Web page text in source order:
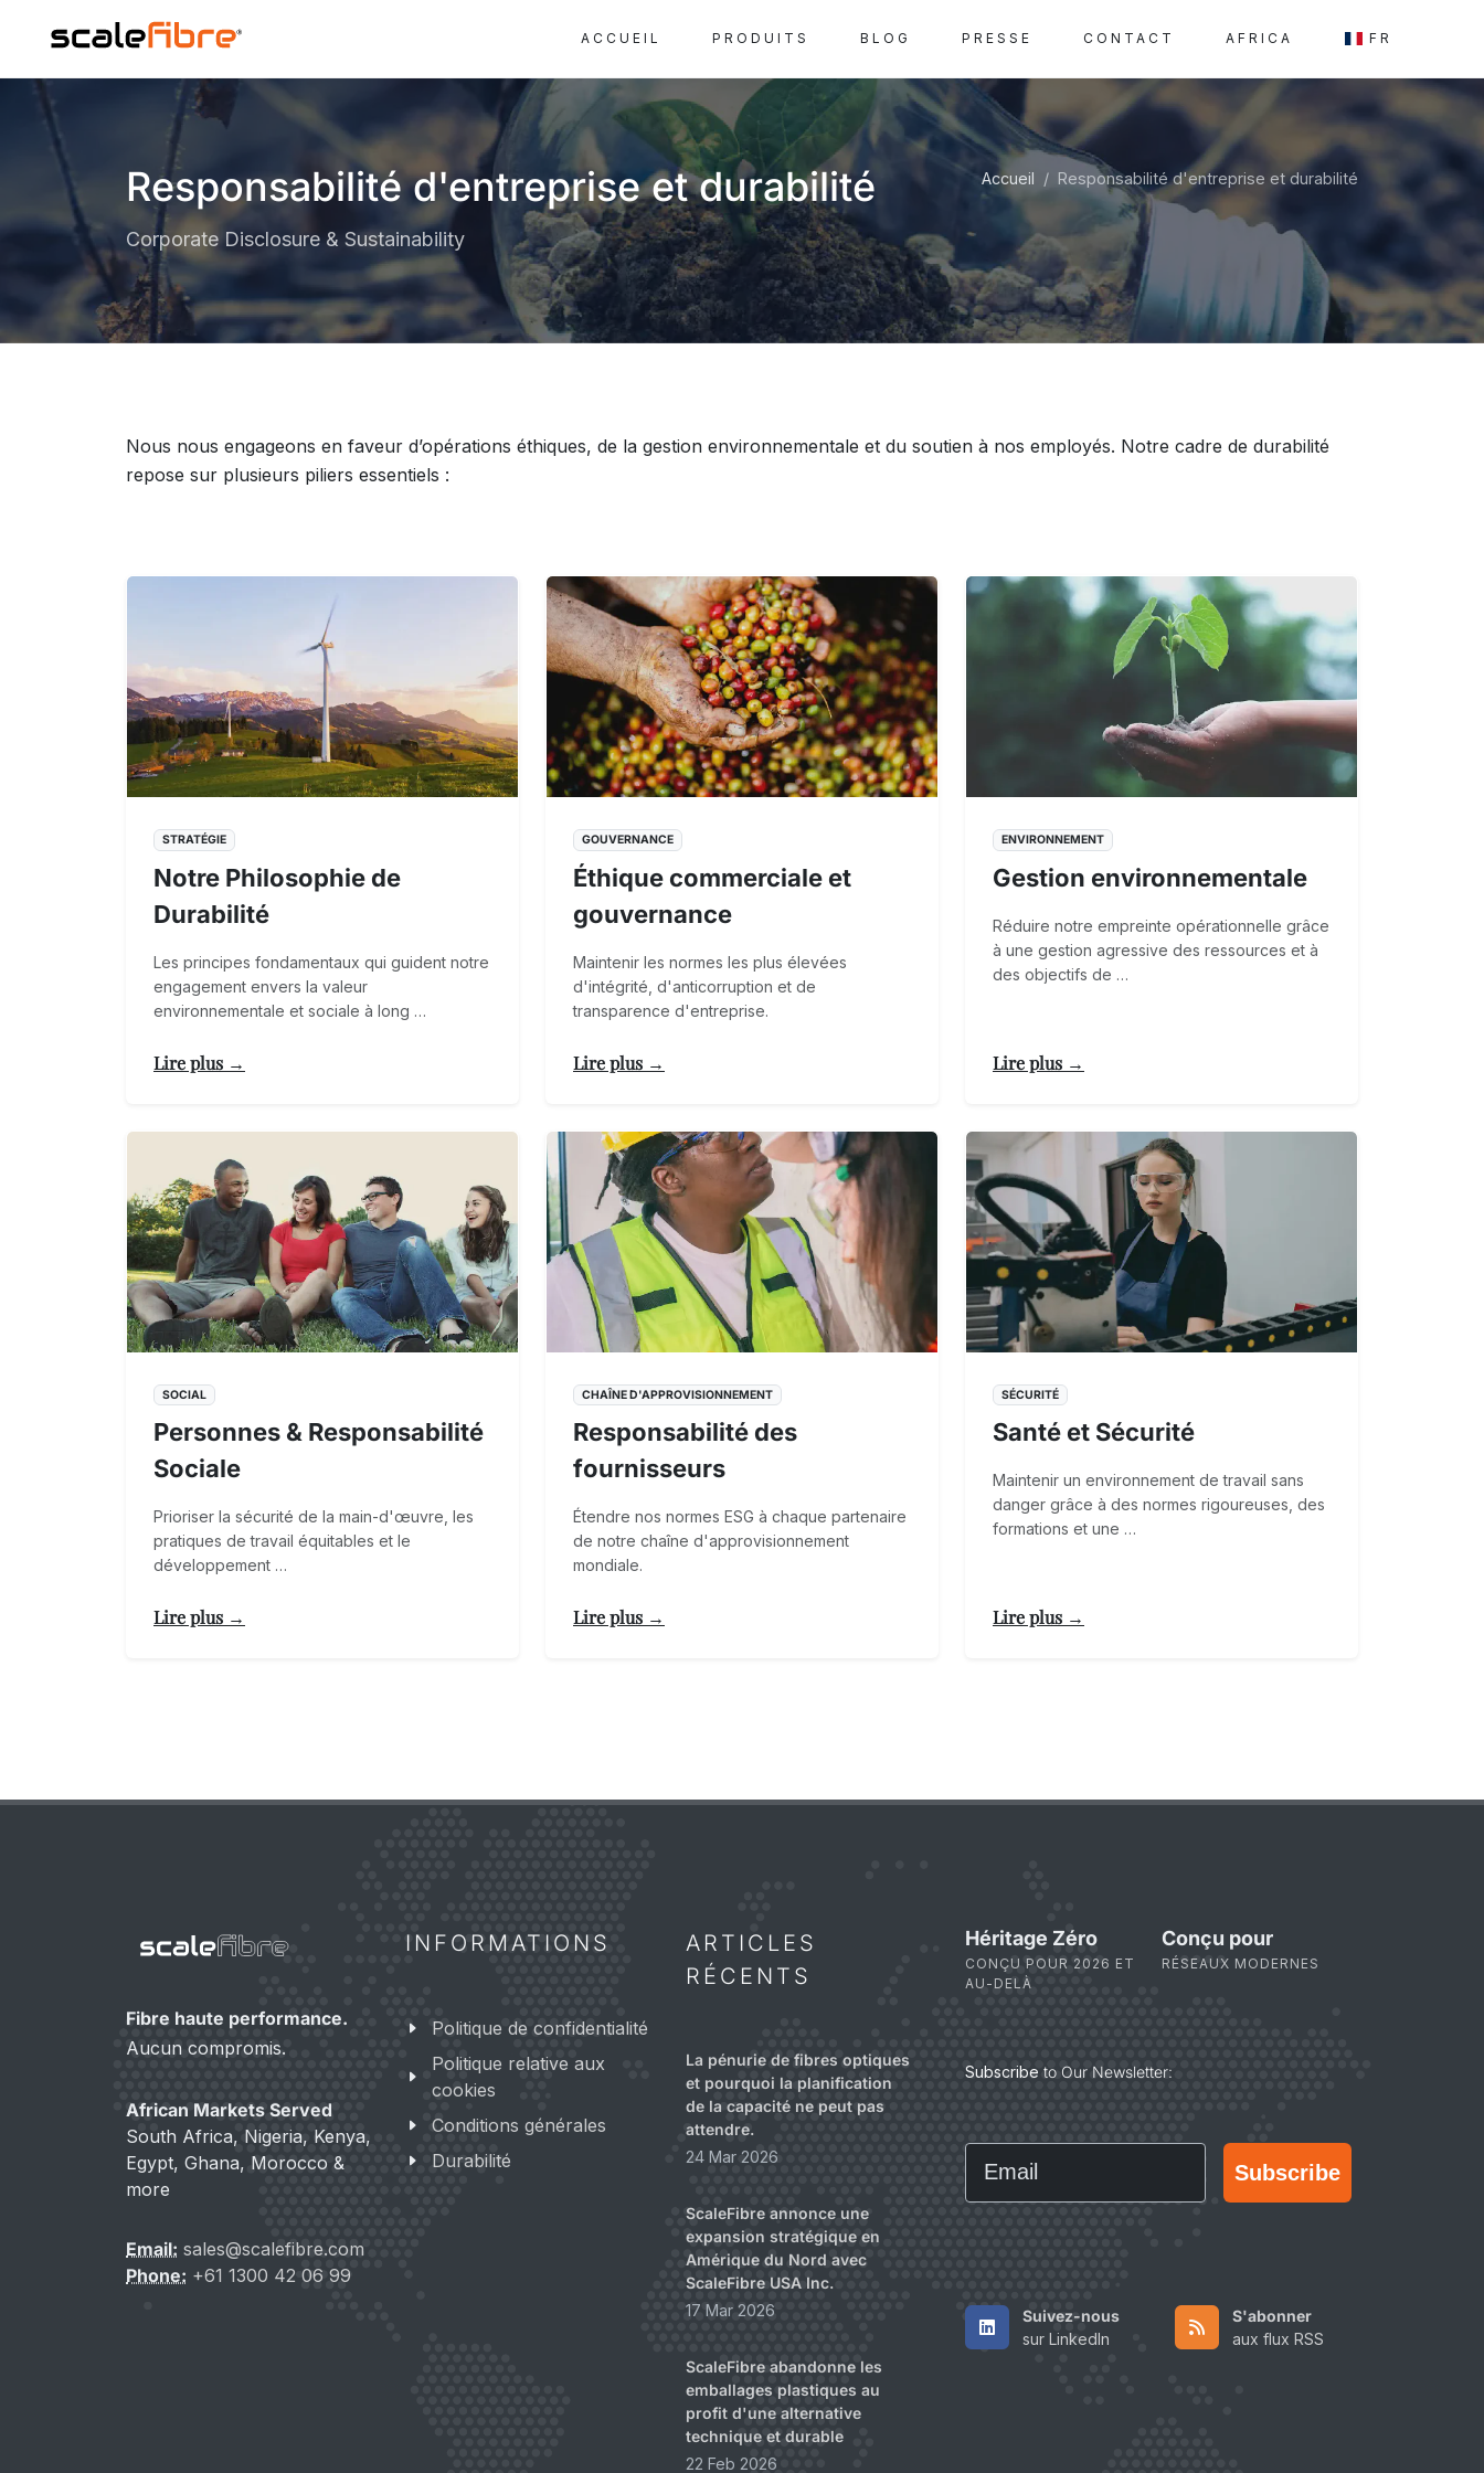
ACCUEIL PRODUITS BLOG PRESSE CONTACT AFRICA FR
Responsabilité d'entreprise et durabilité
Corporate Disclosure & Sustainability
Accueil Responsabilité d'entreprise et durabilité
Nous nous engageons en faveur d’opérations éthiques, de la gestion environnementale et du soutien à nos employés. Notre cadre de durabilité
repose sur plusieurs piliers essentiels :
STRATÉGIE
Notre Philosophie de
Durabilité
Les principes fondamentaux qui guident notre
engagement envers la valeur
environnementale et sociale à long …
Lire plus →
GOUVERNANCE
Éthique commerciale et
gouvernance
Maintenir les normes les plus élevées
d'intégrité, d'anticorruption et de
transparence d'entreprise.
Lire plus →
ENVIRONNEMENT
Gestion environnementale
Réduire notre empreinte opérationnelle grâce
à une gestion agressive des ressources et à
des objectifs de …
Lire plus →
SOCIAL
Personnes & Responsabilité
Sociale
Prioriser la sécurité de la main-d'œuvre, les
pratiques de travail équitables et le
développement …
Lire plus →
CHAÎNE D'APPROVISIONNEMENT
Responsabilité des
fournisseurs
Étendre nos normes ESG à chaque partenaire
de notre chaîne d'approvisionnement
mondiale.
Lire plus →
SÉCURITÉ
Santé et Sécurité
Maintenir un environnement de travail sans
danger grâce à des normes rigoureuses, des
formations et une …
Lire plus →
Fibre haute performance.
Aucun compromis.
African Markets Served
South Africa, Nigeria, Kenya,
Egypt, Ghana, Morocco &
more
Email: sales@scalefibre.com
Phone: +61 1300 42 06 99
INFORMATIONS
Politique de confidentialité
Politique relative aux
cookies
Conditions générales
Durabilité
ARTICLES
RÉCENTS
La pénurie de fibres optiques
et pourquoi la planification
de la capacité ne peut pas
attendre.
24 Mar 2026
ScaleFibre annonce une
expansion stratégique en
Amérique du Nord avec
ScaleFibre USA Inc.
17 Mar 2026
ScaleFibre abandonne les
emballages plastiques au
profit d'une alternative
technique et durable
22 Feb 2026
Héritage Zéro
CONÇU POUR 2026 ET
AU-DELÀ
Conçu pour
RÉSEAUX MODERNES
Subscribe to Our Newsletter:
Email
Subscribe
Suivez-nous
sur LinkedIn
S'abonner
aux flux RSS